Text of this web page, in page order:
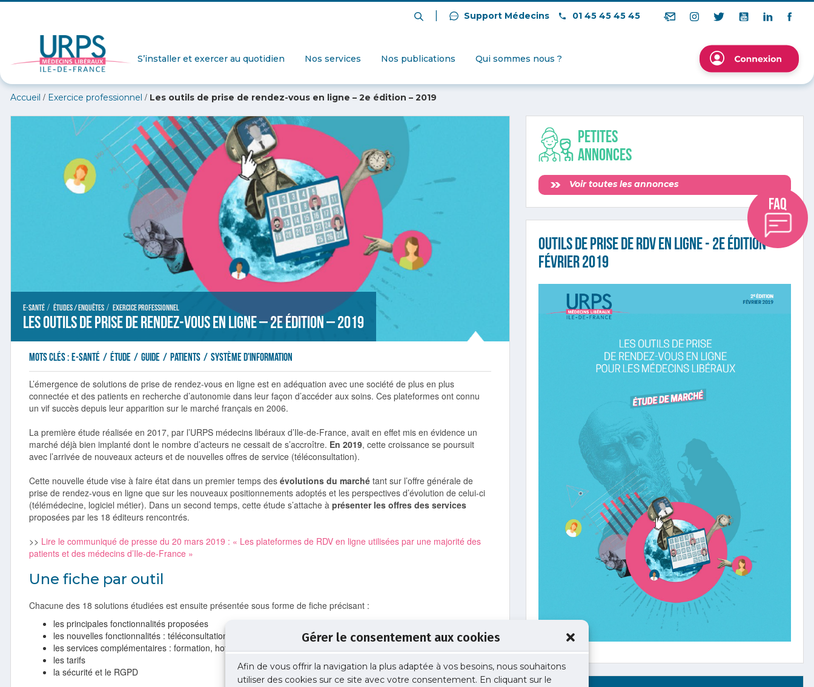
Gérer le consentement aux cookies
Afin de vous offrir la navigation la plus adaptée à vos besoins, nous souhaitons
utiliser des cookies sur ce site avec votre consentement. En cliquant sur le
Support Médecins 01 45 45 45 45
S’installer et exercer au quotidien Nos services Nos publications Qui sommes nous ?
Accueil / Exercice professionnel / Les outils de prise de rendez-vous en ligne – 2e édition – 2019
E-santé / Études / Enquêtes / Exercice professionnel
Les outils de prise de rendez-vous en ligne – 2e édition – 2019
Mots clés : e-santé / étude / guide / patients / Système d'information
L’émergence de solutions de prise de rendez-vous en ligne est en adéquation avec une société de plus en plus
connectée et des patients en recherche d’autonomie dans leur façon d’accéder aux soins. Ces plateformes ont connu
un vif succès depuis leur apparition sur le marché français en 2006.
La première étude réalisée en 2017, par l’URPS médecins libéraux d’Ile-de-France, avait en effet mis en évidence un
marché déjà bien implanté dont le nombre d’acteurs ne cessait de s’accroître. En 2019, cette croissance se poursuit
avec l’arrivée de nouveaux acteurs et de nouvelles offres de service (téléconsultation).
Cette nouvelle étude vise à faire état dans un premier temps des évolutions du marché tant sur l’offre générale de
prise de rendez-vous en ligne que sur les nouveaux positionnements adoptés et les perspectives d’évolution de celui-ci
(télémédecine, logiciel métier). Dans un second temps, cette étude s’attache à présenter les offres des services
proposées par les 18 éditeurs rencontrés.
>> Lire le communiqué de presse du 20 mars 2019 : « Les plateformes de RDV en ligne utilisées par une majorité des
patients et des médecins d’Ile-de-France »
Une fiche par outil
Chacune des 18 solutions étudiées est ensuite présentée sous forme de fiche précisant :
les principales fonctionnalités proposées
les nouvelles fonctionnalités : téléconsultation, téléexpertise, télésecrétariat.
les services complémentaires : formation, hotline…
les tarifs
la sécurité et le RGPD
Petites
annonces
Voir toutes les annonces
Outils de prise de RDV en ligne - 2e édition -
février 2019